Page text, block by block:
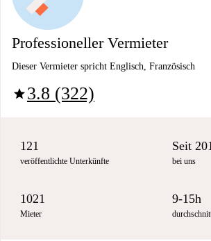
Professioneller Vermieter
Dieser Vermieter spricht Englisch, Französisch
star3.8 (322)
121
veröffentlichte Unterkünfte
Seit
bei uns
1021
Mieter
9-15h